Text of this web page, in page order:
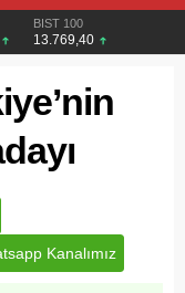
BIST 100
13.769,40
Kanalımız